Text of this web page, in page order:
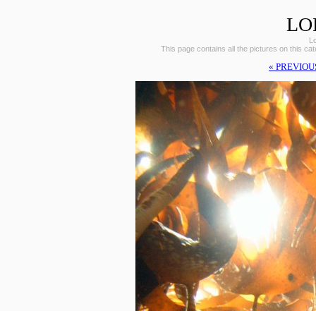
This page contains all the pictures on this
«